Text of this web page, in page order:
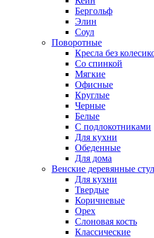
Бергольф
Элин
Соул
Поворотные
Кресла без
Со спинкой
Мягкие
Офисные
Круглые
Черные
Белые
С подлокотниками
Для кухни
Обеденные
Для дома
Венские деревянные
Для кухни
Твердые
Коричневые
Орех
Слоновая кость
Классические